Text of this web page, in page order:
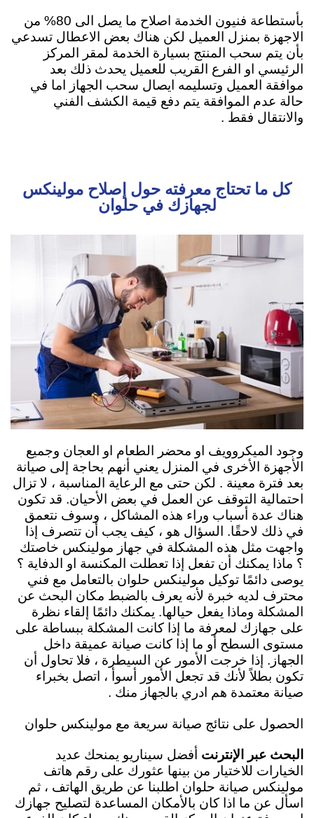
بأستطاعة فنيون الخدمة اصلاح ما يصل الى 80% من
الاجهزة بمنزل العميل لكن هناك بعض الاعطال تسدعي
بأن يتم سحب المنتج بسيارة الخدمة لمقر المركز
الرئيسي او الفرع القريب للعميل يحدث ذلك بعد
موافقة العميل وتسليمه ايصال سحب الجهاز اما في
حالة عدم الموافقة يتم دفع قيمة الكشف الفني
والانتقال فقط .
كل ما تحتاج معرفته حول إصلاح مولينكس
لجهازك في حلوان
وجود الميكروويف او محضر الطعام او العجان وجميع
الأجهزة الأخرى في المنزل يعني أنهم بحاجة إلى صيانة
بعد فترة معينة . لكن حتى مع الرعاية المناسبة ، لا تزال
احتمالية التوقف عن العمل في بعض الأحيان. قد تكون
هناك عدة أسباب وراء هذه المشاكل ، وسوف نتعمق
في ذلك لاحقًا. السؤال هو ، كيف يجب أن تتصرف إذا
واجهت مثل هذه المشكلة في جهاز مولينكس خاصتك
؟ ماذا يمكنك أن تفعل إذا تعطلت المكنسة او الدفاية ؟
يوصى دائمًا توكيل مولينكس حلوان بالتعامل مع فني
محترف لديه خبرة لأنه يعرف بالضبط مكان البحث عن
المشكلة وماذا يفعل حيالها. يمكنك دائمًا إلقاء نظرة
على جهازك لمعرفة ما إذا كانت المشكلة ببساطة على
مستوى السطح أو ما إذا كانت صيانة عميقة داخل
الجهاز. إذا خرجت الأمور عن السيطرة ، فلا تحاول أن
تكون بطلاً لأنك قد تجعل الأمور أسوأ ، اتصل بخبراء
صيانة معتمدة هم ادري بالجهاز منك .
الحصول على نتائج صيانة سريعة مع مولينكس حلوان
البحث عبر الإنترنت أفضل سيناريو يمنحك عديد
الخيارات للاختيار من بينها عثورك على رقم هاتف
مولينكس صيانة حلوان اطلبنا عن طريق الهاتف ، ثم
اسأل عن ما اذا كان بالأمكان المساعدة لتصليح جهازك